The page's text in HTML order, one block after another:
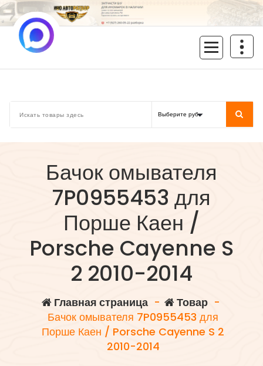
Перейти
к
содержимому
Бачок омывателя
7P0955453 для
Порше Каен /
Porsche Cayenne S
2 2010-2014
Главная страница- Товар-
Бачок омывателя 7P0955453 для
Порше Каен / Porsche Cayenne S 2
2010-2014